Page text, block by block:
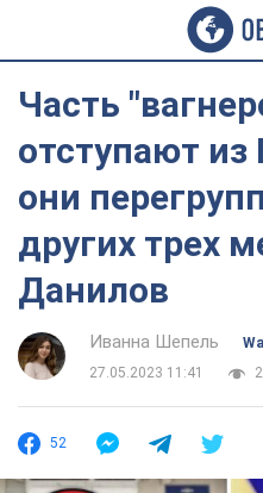
Часть
отступают из
они
других трех
Данилов
Иванна Шепель
27.05.2023 11:41
52